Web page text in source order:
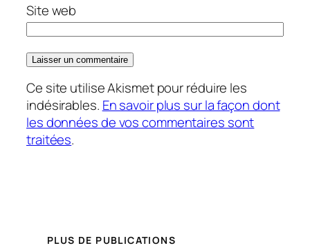
Site web
Ce site utilise Akismet pour réduire les
indésirables. En savoir plus sur la façon dont
les données de vos commentaires sont
traitées.
PLUS DE PUBLICATIONS